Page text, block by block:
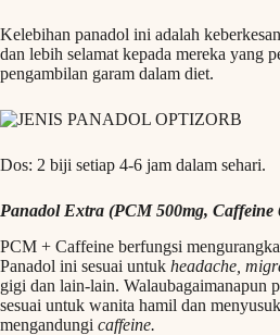
Kelebihan panadol ini adalah
dan lebih selamat kepada mereka yang
pengambilan garam dalam diet.
Dos: 2 biji setiap 4-6 jam dalam sehari.
Panadol Extra (PCM 500mg, Caffeine
PCM + Caffeine berfungsi
Panadol ini sesuai untuk headache,
gigi dan lain-lain. Walaubagaimanapun
sesuai untuk wanita hamil dan
mengandungi caffeine.